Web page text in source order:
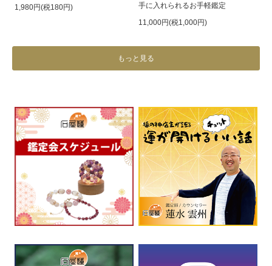
1,980円(税180円)
手に入れられるお手軽鑑定
11,000円(税1,000円)
もっと見る